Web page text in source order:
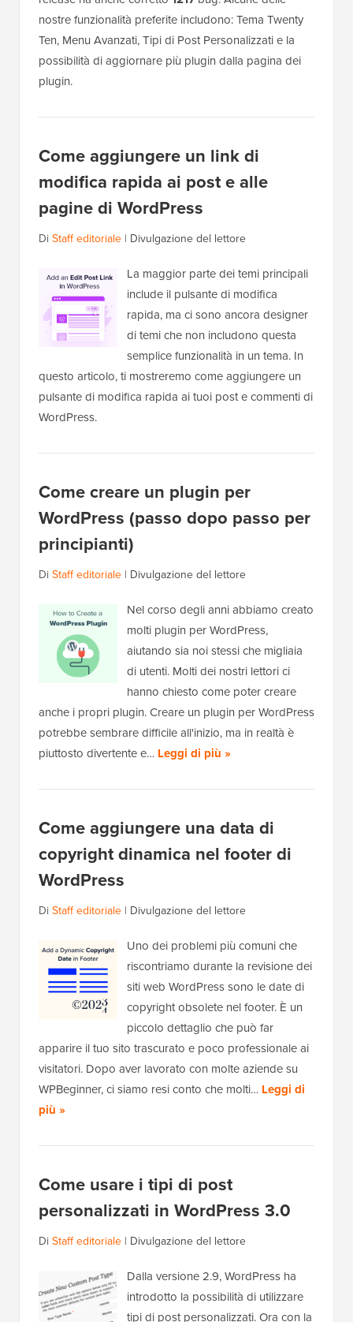
nostre funzionalità preferite includono: Tema Twenty
Ten, Menu Avanzati, Tipi di Post Personalizzati e la
possibilità di aggiornare più plugin dalla pagina dei
plugin.
Come aggiungere un link di
modifica rapida ai post e alle
pagine di WordPress
DiStaff editoriale | Divulgazione del lettore
La maggior parte dei temi principali
include il pulsante di modifica
rapida, ma ci sono ancora designer
di temi che non includono questa
semplice funzionalità in un tema. In
questo articolo, ti mostreremo come aggiungere un
pulsante di modifica rapida ai tuoi post e commenti di
WordPress.
Come creare un plugin per
WordPress (passo dopo passo per
principianti)
DiStaff editoriale | Divulgazione del lettore
Nel corso degli anni abbiamo creato
molti plugin per WordPress,
aiutando sia noi stessi che migliaia
di utenti. Molti dei nostri lettori ci
hanno chiesto come poter creare
anche i propri plugin. Creare un plugin per WordPress
potrebbe sembrare difficile all'inizio, ma in realtà è
piuttosto divertente e… Leggi di più »
Come aggiungere una data di
copyright dinamica nel footer di
WordPress
DiStaff editoriale | Divulgazione del lettore
Uno dei problemi più comuni che
riscontriamo durante la revisione dei
siti web WordPress sono le date di
copyright obsolete nel footer. È un
piccolo dettaglio che può far
apparire il tuo sito trascurato e poco professionale ai
visitatori. Dopo aver lavorato con molte aziende su
WPBeginner, ci siamo resi conto che molti… Leggi di
più »
Come usare i tipi di post
personalizzati in WordPress 3.0
DiStaff editoriale | Divulgazione del lettore
Dalla versione 2.9, WordPress ha
introdotto la possibilità di utilizzare
tipi di post personalizzati. Ora con la